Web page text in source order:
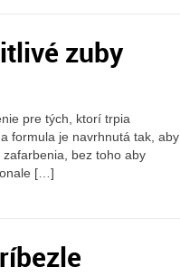
zuby
pre tých, ktorí trpia
formula je navrhnutá tak, aby
bez toho aby
[…]